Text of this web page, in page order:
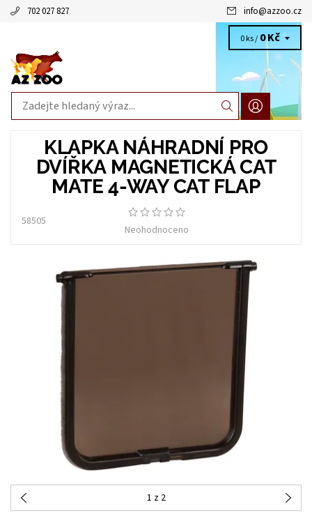
702 027 827 info@azzoo.cz
0 ks / 0 Kč
KLAPKA NÁHRADNÍ PRO
DVÍŘKA MAGNETICKÁ CAT
MATE 4-WAY CAT FLAP
58505
Neohodnoceno
1 z 2